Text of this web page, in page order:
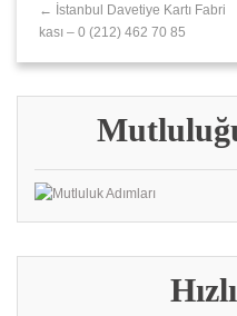
← İstanbul Davetiye Kartı Fabri
kası – 0 (212) 462 70 85